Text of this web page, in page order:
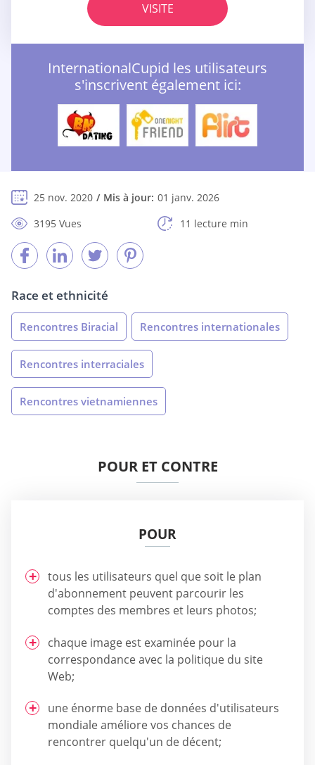
VISITE
InternationalCupid les utilisateurs
s'inscrivent également ici:
25 nov. 2020 Mis à jour: 01 janv. 2026
3195 Vues
11 lecture min
Race et ethnicité
Rencontres Biracial Rencontres internationales
Rencontres interraciales
Rencontres vietnamiennes
POUR ET CONTRE
POUR
tous les utilisateurs quel que soit le plan
d'abonnement peuvent parcourir les
comptes des membres et leurs photos;
chaque image est examinée pour la
correspondance avec la politique du site
Web;
une énorme base de données d'utilisateurs
mondiale améliore vos chances de
rencontrer quelqu'un de décent;